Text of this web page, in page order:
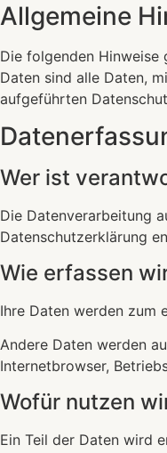
Allgemeine
Die folgenden Hinweise
Daten sind alle Daten,
aufgeführten
Wer ist
Die Datenverarbeitung
Datenschutzerklärung
Wie erfassen
Ihre Daten werden zum
Andere Daten werden
Internetbrowser,
Wofür nutzen
Ein Teil der Daten wird